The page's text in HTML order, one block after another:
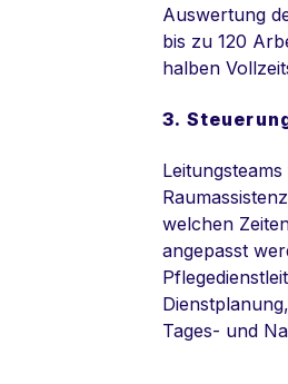
Auswertung
bis zu 120
halben
3.
welchen
angepasst
Tages- und